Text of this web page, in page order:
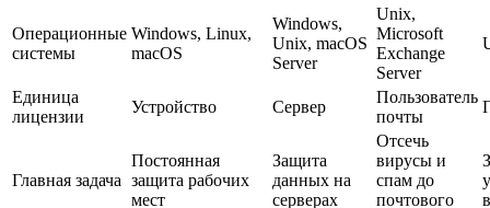
Операционные
системы
Windows, Linux,
macOS
Windows,
Unix, macOS
Server
Unix,
Microsoft
Exchange
Server
Единица
лицензии
Устройство Сервер
Пользователь
почты
Главная задача
Постоянная
защита рабочих
мест
Защита
данных на
серверах
Отсечь
вирусы и
спам до
почтового